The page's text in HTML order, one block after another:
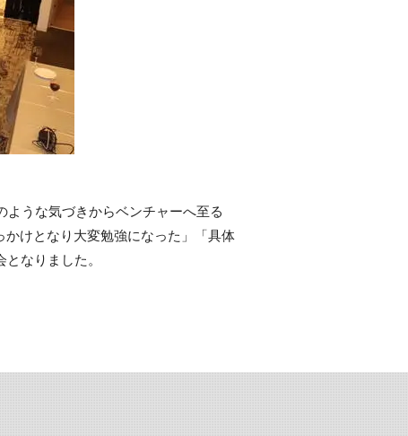
うな気づきからベンチャーへ至る
けとなり大変勉強になった」「具体
なりました。